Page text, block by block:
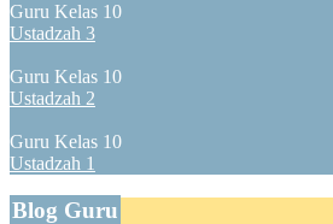
Guru Kelas 10
Ustadzah 3
Guru Kelas 10
Ustadzah 2
Guru Kelas 10
Ustadzah 1
Blog Guru